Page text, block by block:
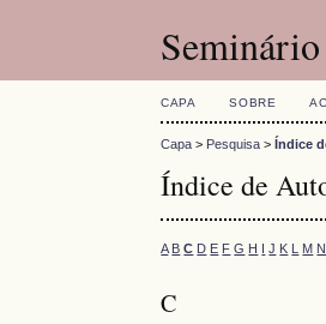
CAPA SOBRE
Capa > Pesquisa >Índice
Índice de
A B C D E F G H I J K L M N
C